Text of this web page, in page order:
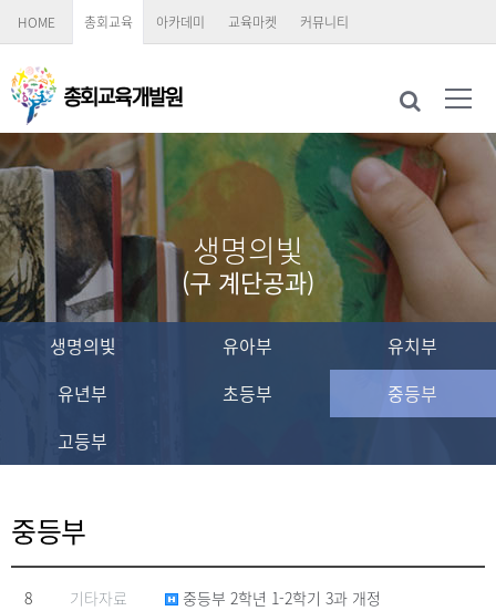
HOME 총회교육 아카데미 교육마켓 커뮤니티
생명의빛
(구 계단공과)
생명의빛 유아부
유치부
유년부
초등부
중등부
고등부
중등부
8 기타자료 중등부 2학년 1-2학기 3과 개정